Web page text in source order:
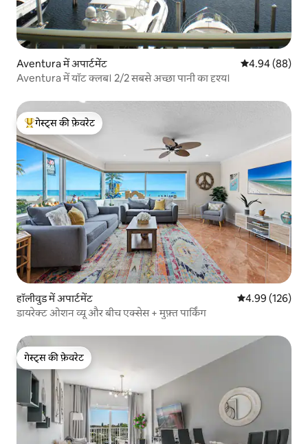
Aventura में अपार्टमेंट औसत रेटिंग 5 में
4.94 (88)
Aventura में यॉट क्लब। 2/2 सबसे अच्छा पानी का दृश्य।
गेस्ट्स का टॉप फ़ेवरेट
गेस्ट्स की फ़ेवरेट
हॉलीवुड में अपार्टमेंट औसत रेटिंग 5 में से
4.99 (126)
डायरेक्ट ओशन व्यू और बीच एक्सेस + मुफ़्त पार्किंग
गेस्ट्स की फ़ेवरेट
गेस्ट्स की फ़ेवरेट